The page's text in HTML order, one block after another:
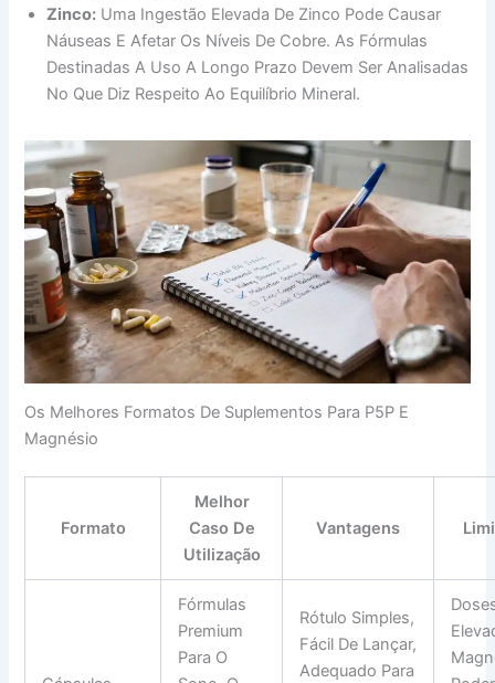
Zinco: Uma Ingestão Elevada De Zinco Pode Causar
Náuseas E Afetar Os Níveis De Cobre. As Fórmulas
Destinadas A Uso A Longo Prazo Devem Ser Analisadas
No Que Diz Respeito Ao Equilíbrio Mineral.
Os Melhores Formatos De Suplementos Para P5P E
Magnésio
Formato
Melhor
Caso De
Utilização
Vantagens
Fórmulas
Premium
Para O
Rótulo Simples,
Fácil De Lançar,
Adequado Para